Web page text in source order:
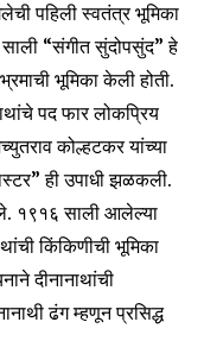
पहिली स्वतंत्र भूमिका
“संगीत सुंदोपसुंद” हे
भूमिका केली होती.
पद फार लोकप्रिय
कोल्हटकर यांच्या
ही उपाधी झळकली.
१९१६ साली आलेल्या
किंकिणीची भूमिका
दीनानाथांची
ढंग म्हणून प्रसिद्ध